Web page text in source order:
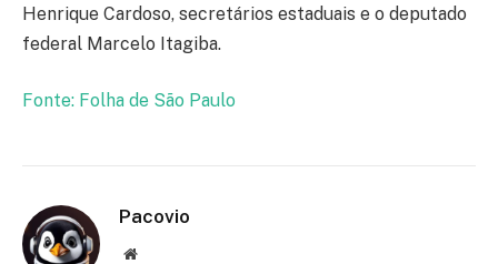
Henrique Cardoso, secretários estaduais e o deputado
federal Marcelo Itagiba.
Fonte: Folha de São Paulo
Pacovio
Website